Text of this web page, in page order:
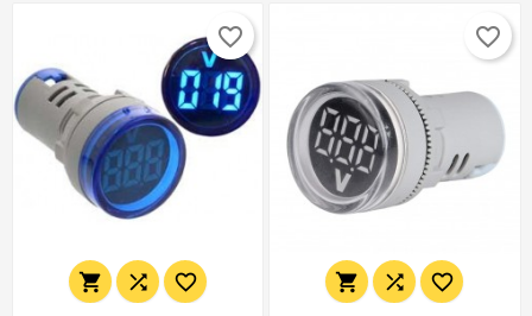
  
favorite_border
  
favorite_border